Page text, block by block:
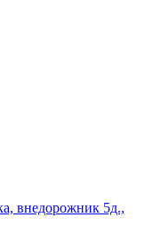
внедорожник 5д.,